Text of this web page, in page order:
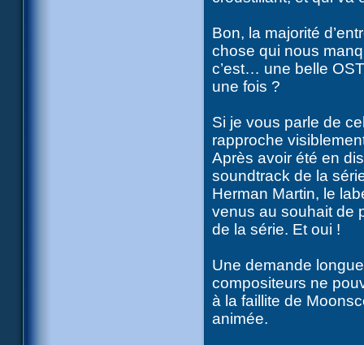
Bon, la majorité
chose qui nous
c’est… une belle
une fois ?
Si je vous parle de
rapproche
Après avoir été en
soundtrack de la
Herman Martin, le
venus au souhait de
de la série. Et oui !
Une demande
compositeurs ne
à la faillite de
animée.